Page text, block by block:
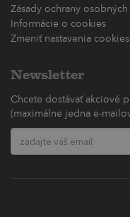
Zásady ochrany
Informácie o cookies
Zmeniť nastavenia cookies
Newsletter
Chcete dostávať akciové
(maximálne jedna e-